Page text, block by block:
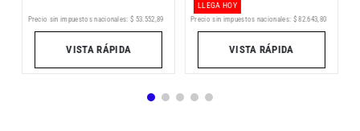
Precio sin impuestos nacionales: $ 53.552,89
VISTA RÁPIDA
LLEGA HOY
Precio sin impuestos nacionales: $ 82.643,80
VISTA RÁPIDA